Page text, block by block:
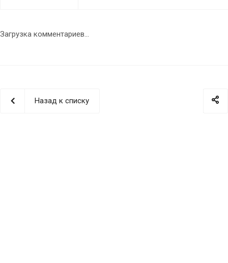
Загрузка комментариев...
Назад к списку